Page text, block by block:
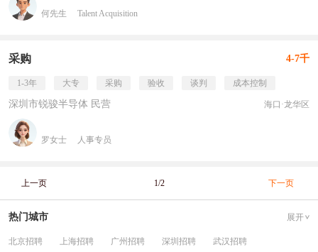
何先生 Talent Acquisition
采购 4-7千
1-3年 大专 采购 验收 谈判 成本控制
深圳市锐骏半导体 民营 海口·龙华区
罗女士 人事专员
上一页 1/2 下一页
热门城市 展开
北京招聘 上海招聘 广州招聘 深圳招聘 武汉招聘